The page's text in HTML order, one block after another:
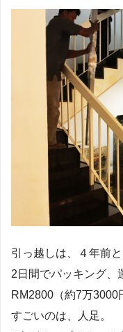
引っ越しは、４年前
2日間でパッキング、
RM2800（約7万3000
すごいのは、人足。